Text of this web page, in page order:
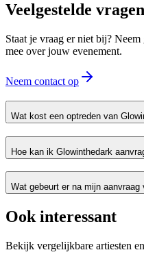
Veelgestelde
Staat je vraag er niet bij?
mee over jouw evenement.
Neem contact op
Wat kost een optreden van
Hoe kan ik Glowinthedark
Wat gebeurt er na mijn aanvraag
Ook interessant
Bekijk vergelijkbare artiesten